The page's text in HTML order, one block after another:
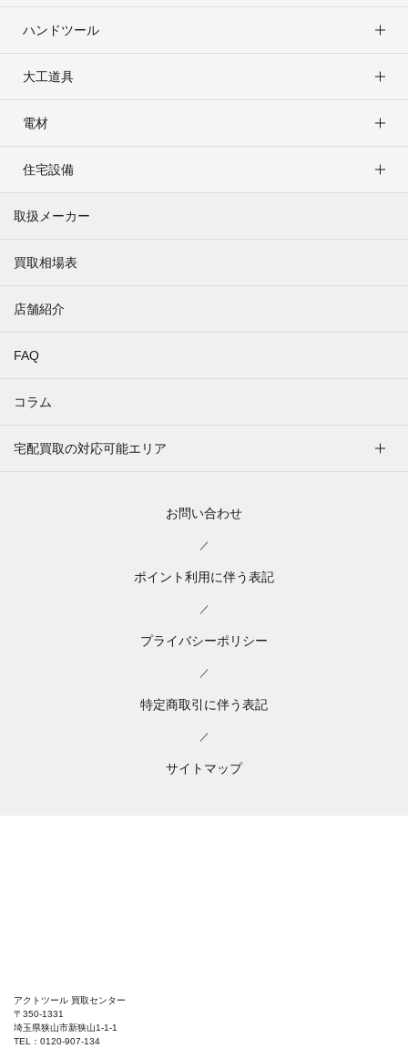
ハンドツール
大工道具
電材
住宅設備
取扱メーカー
買取相場表
店舗紹介
FAQ
コラム
宅配買取の対応可能エリア
お問い合わせ
／
ポイント利用に伴う表記
／
プライバシーポリシー
／
特定商取引に伴う表記
／
サイトマップ
アクトツール 買取センター
〒350-1331
埼玉県狭山市新狭山1-1-1
TEL：0120-907-134